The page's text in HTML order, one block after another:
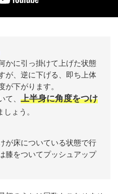
かに引っ掛けて上げた状態
が、逆に下げる、即ち上体
が下がります。
て、 上半身に角度をつけ
しょう。
が床についている状態で行
膝をついてプッシュアップ